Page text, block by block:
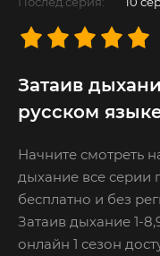
Затаив
русском
Начните смотреть
дыхание все серии
бесплатно и без
Затаив дыхание 1-
онлайн 1 сезон